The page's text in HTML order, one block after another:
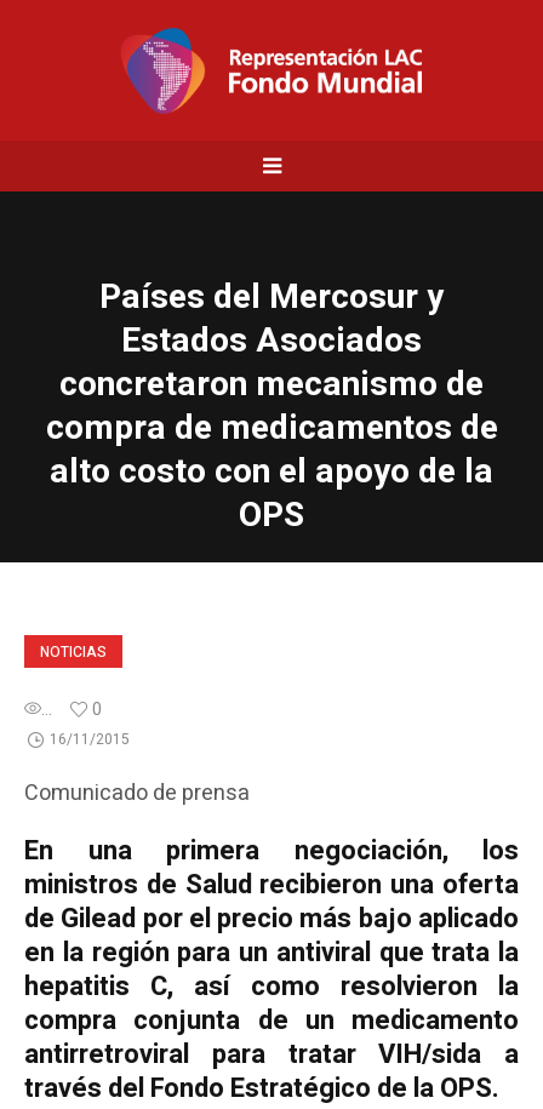
Países del Mercosur y
Estados Asociados
concretaron mecanismo de
compra de medicamentos de
alto costo con el apoyo de la
OPS
NOTICIAS
... 0
16/11/2015
Comunicado de prensa
En una primera negociación, los
ministros de Salud recibieron una oferta
de Gilead por el precio más bajo aplicado
en la región para un antiviral que trata la
hepatitis C, así como resolvieron la
compra conjunta de un medicamento
antirretroviral para tratar VIH/sida a
través del Fondo Estratégico de la OPS.